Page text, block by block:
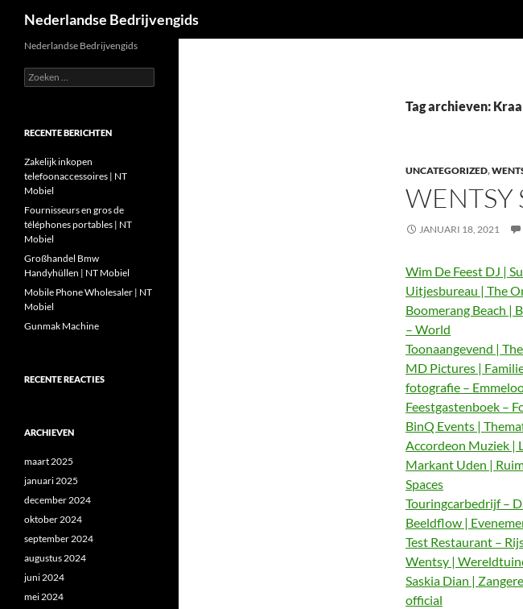
Nederlandse Bedrijvengids
Tag archieven:
UNCATEGORIZED,
WENTSY
JANUARI 18, 2021
Wim De Feest DJ |
Uitjesbureau | The
Boomerang Beach |
– World
Toonaangevend |
MD Pictures |
fotografie –
Feestgastenboek –
BinQ Events |
Accordeon Muziek |
Markant Uden |
Spaces
Touringcarbedrijf –
Beeldflow |
Test Restaurant –
Wentsy |
Saskia Dian |
official
Nederlandse Bedrijvengids
Zoeken
naar:
RECENTE BERICHTEN
Zakelijk inkopen
telefoonaccessoires | NT
Mobiel
Fournisseurs en gros de
téléphones portables | NT
Mobiel
Großhandel Bmw
Handyhüllen | NT Mobiel
Mobile Phone Wholesaler | NT
Mobiel
Gunmak Machine
RECENTE REACTIES
ARCHIEVEN
maart 2025
januari 2025
december 2024
oktober 2024
september 2024
augustus 2024
juni 2024
mei 2024